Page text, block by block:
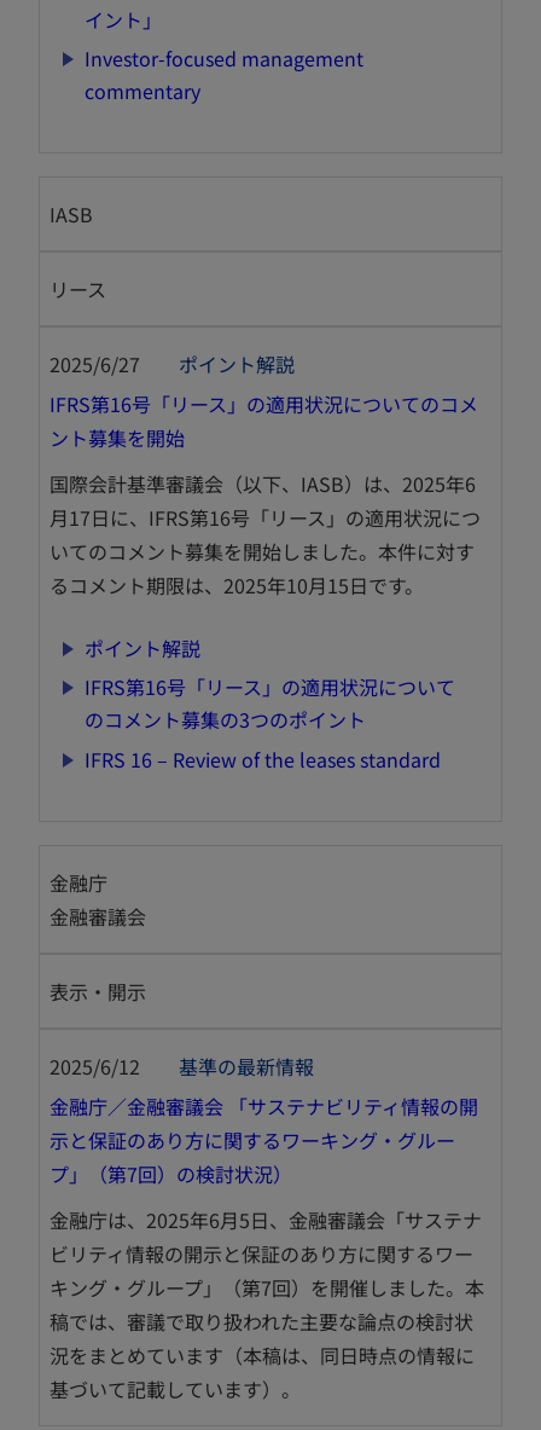
イント」
し
い
Investor-focused management
commentary新
IASB
リース
2025/6/27
ポイント解説
IFRS第16号「リース」の適用状況についてのコメ
ント募集を開始新
し
い
タ
ブ
開
く
国際会計基準審議会（以下、IASB）は、2025年6
月17日に、IFRS第16号「リース」の適用状況につ
いてのコメント募集を開始しました。本件に対す
るコメント期限は、2025年10月15日です。
ポイント解説新
し
い
タ
ブ
IFRS第16号「リース」の適用状況について
のコメント募集の3つのポイント
し
IFRS 16 – Review of the leases standard新
金融庁
金融審議会
表示・開示
2025/6/12
基準の最新情報
金融庁／金融審議会 「サステナビリティ情報の開
示と保証のあり方に関するワーキング・グルー
プ」（第7回）の検討状況）
し
い
タ
ブ
で
金融庁は、2025年6月5日、金融審議会「サステナ
ビリティ情報の開示と保証のあり方に関するワー
キング・グループ」（第7回）を開催しました。本
稿では、審議で取り扱われた主要な論点の検討状
況をまとめています（本稿は、同日時点の情報に
基づいて記載しています）。